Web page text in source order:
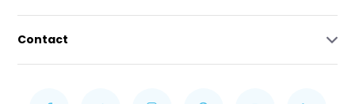
Contact